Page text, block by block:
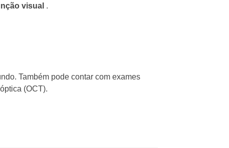
visual .
Também pode contar com exames
(OCT).